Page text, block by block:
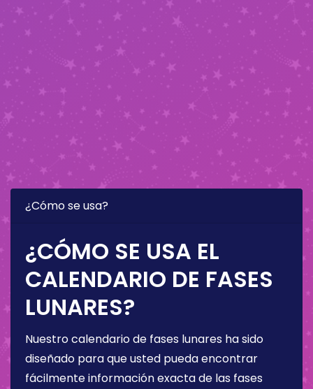
¿Cómo se usa?
¿CÓMO SE USA EL
CALENDARIO DE FASES
LUNARES?
Nuestro calendario de fases lunares ha sido
diseñado para que usted pueda encontrar
fácilmente información exacta de las fases